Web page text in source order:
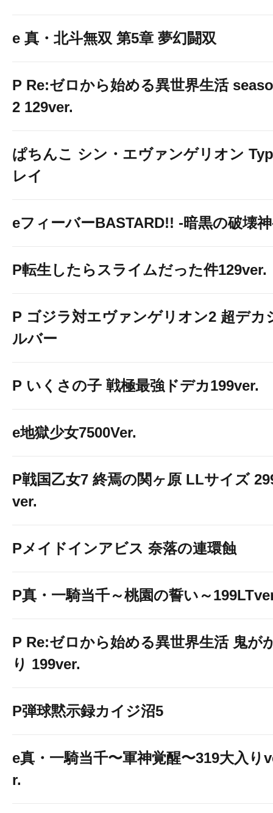
e 真・北斗無双 第5章 夢幻闘双
P Re:ゼロから始める異世界生活
2 129ver.
ぱちんこ シン・エヴァンゲリオン
レイ
eフィーバーBASTARD!! -暗黒の破壊
P転生したらスライムだった件129ver.
P ゴジラ対エヴァンゲリオン2 超デカ
ルバー
P いくさの子 戦極最強ドデカ199ver.
e地獄少女7500Ver.
P戦国乙女7 終焉の関ヶ原 LLサイズ
ver.
Pメイドインアビス 奈落の連環蝕
P真・一騎当千～桃園の誓い～
P Re:ゼロから始める異世界生活 鬼が
り 199ver.
P弾球黙示録カイジ沼5
e真・一騎当千〜軍神覚醒〜319大入り
r.